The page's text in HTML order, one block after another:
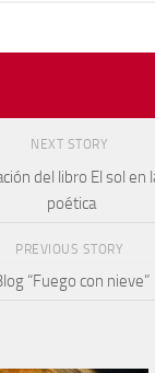
NEXT STORY
del libro El sol en
poética
PREVIOUS STORY
“Fuego con nieve”